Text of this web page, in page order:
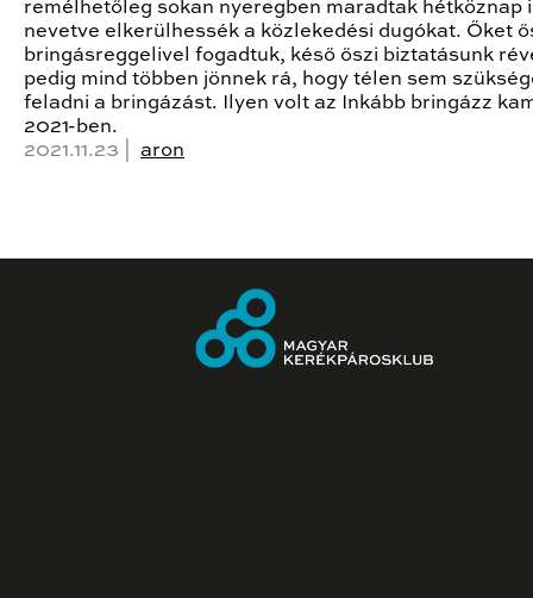
remélhetőleg sokan nyeregben maradtak hétköznap
nevetve elkerülhessék a közlekedési dugókat. Őket
bringásreggelivel fogadtuk, késő őszi biztatásunk
pedig mind többen jönnek rá, hogy télen sem
feladni a bringázást. Ilyen volt az Inkább bringázz
2021-ben.
2021.11.23 | aron